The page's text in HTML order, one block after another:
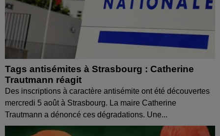
Tags antisémites à Strasbourg : Catherine
Trautmann réagit
Des inscriptions à caractère antisémite ont été découvertes
mercredi 5 août à Strasbourg. La maire Catherine
Trautmann a dénoncé ces dégradations. Une...